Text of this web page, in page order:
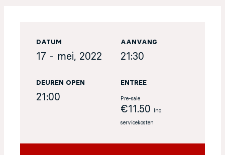
DATUM
17 - mei, 2022
AANVANG
21:30
DEUREN OPEN
21:00
ENTREE
Pre-sale
€11.50 Inc.
servicekosten